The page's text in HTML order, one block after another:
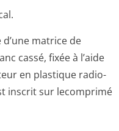
matrice de
cassé, fixée à l’aide
en plastique radio-
inscrit sur lecomprimé